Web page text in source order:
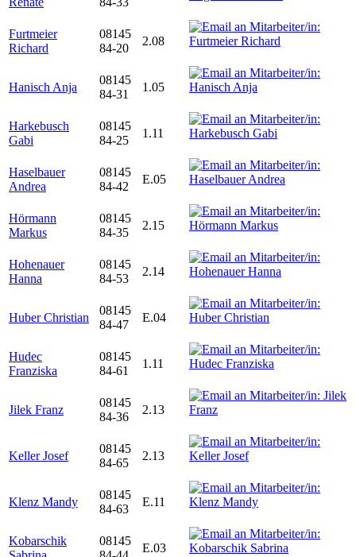
Furtmeier
Richard
08145
84-20
2.08
Hanisch Anja
08145
84-31
1.05
Harkebusch
Gabi
08145
84-25
1.11
Haselbauer
Andrea
08145
84-42
E.05
Hörmann
Markus
08145
84-35
2.15
Hohenauer
Hanna
08145
84-53
2.14
Huber Christian
08145
84-47
E.04
Hudec
Franziska
08145
84-61
1.11
Jilek Franz
08145
84-36
2.13
Keller Josef
08145
84-65
2.13
Klenz Mandy
08145
84-63
E.11
Kobarschik
08145
E.03